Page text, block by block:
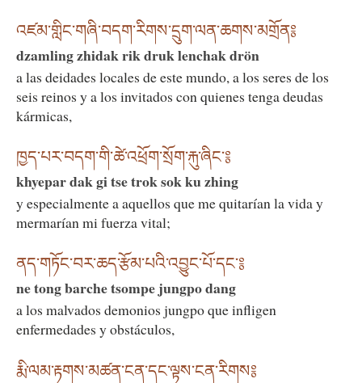
འཛམ་གླིང་གཞི་བདག་རིགས་དྲུག་ལན་ཆགས་མགྲོན༔
dzamling zhidak rik druk lenchak drön
a las deidades locales de este mundo, a los seres de los
seis reinos y a los invitados con quienes tenga deudas
kármicas,
ཁྱད་པར་བདག་གི་ཚེ་འཕྲོག་སྲོག་རྐུ་ཞིང༌༔
khyepar dak gi tse trok sok ku zhing
y especialmente a aquellos que me quitarían la vida y
mermarían mi fuerza vital;
ནད་གཏོང་བར་ཆད་རྩོམ་པའི་འབྱུང་པོ་དང༌༔
ne tong barche tsompe jungpo dang
a los malvados demonios jungpo que infligen
enfermedades y obstáculos,
རྨི་ལམ་རྟགས་མཚན་ངན་དང་ལྟས་ངན་རིགས༔